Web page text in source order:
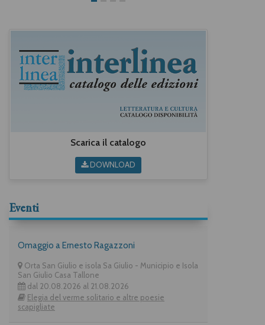
Scarica il catalogo
DOWNLOAD
Eventi
Omaggio a Ernesto Ragazzoni
Orta San Giulio e isola Sa Giulio - Municipio e Isola
San Giulio Casa Tallone
dal 20.08.2026 al 21.08.2026
Elegia del verme solitario e altre poesie
scapigliate